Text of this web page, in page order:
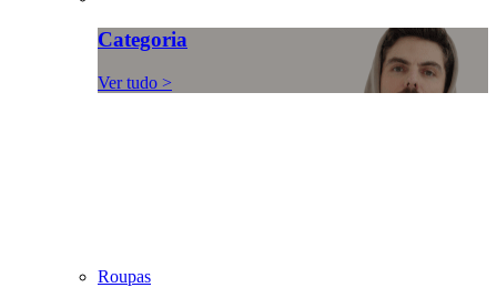
Categoria
Ver tudo >
Roupas